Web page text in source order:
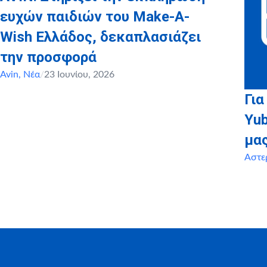
ευχών παιδιών του Make-A-
Wish Ελλάδος, δεκαπλασιάζει
την προσφορά
Avin, Νέα/23 Ιουνίου, 2026